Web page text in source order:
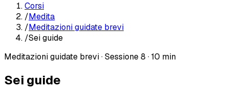
Corsi
/Medita
/Meditazioni guidate brevi
/Sei guide
Meditazioni guidate brevi·Sessione 8 ·10 min
Sei guide